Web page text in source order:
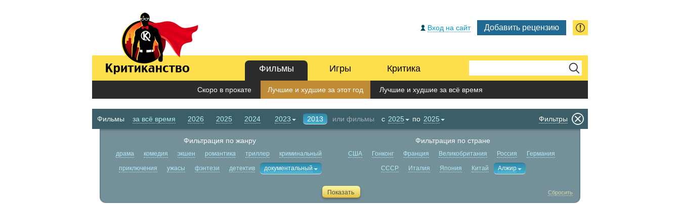
Вход на сайт Добавить рецензию
Фильмы
Скоро в прокате Лучшие и худшие за этот год Лучшие и худшие за всё время
Игры Критика
Фильмы за всё время 2026 2025 2024 2023 2013 или фильмы с 2025 по 2025 Фильтры
Фильтрация по жанру
драма комедия экшен романтика триллер криминальный
приключения ужасы фэнтези детектив документальный
Фильтрация по стране
США Гонконг Франция Великобритания Россия Германия
СССР Италия Япония Китай Алжир
Сбросить